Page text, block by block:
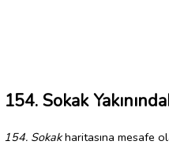
154. Sokak
154. Sokakharitasına mesafe